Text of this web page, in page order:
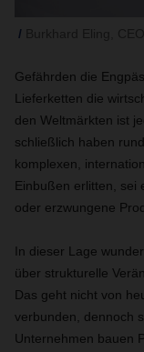
Gefährden die
Lieferketten die
den Weltmärkten ist
schließlich haben
komplexen,
Einbußen erlitten, sei
oder erzwungene
In dieser Lage
über strukturelle
Das geht nicht von
verbunden, dennoch
Unternehmen bauen